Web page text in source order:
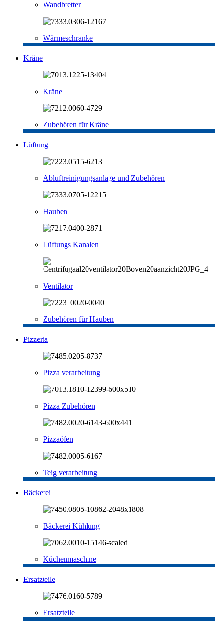
Wandbretter
Wärmeschranke
Kräne
Kräne
Zubehören für Kräne
Lüftung
Abluftreinigungsanlage und Zubehören
Hauben
Lüftungs Kanalen
Ventilator
Zubehören für Hauben
Pizzeria
Pizza verarbeitung
Pizza Zubehören
Pizzaöfen
Teig verarbeitung
Bäckerei
Bäckerei Kühlung
Küchenmaschine
Ersatzteile
Ersatzteile